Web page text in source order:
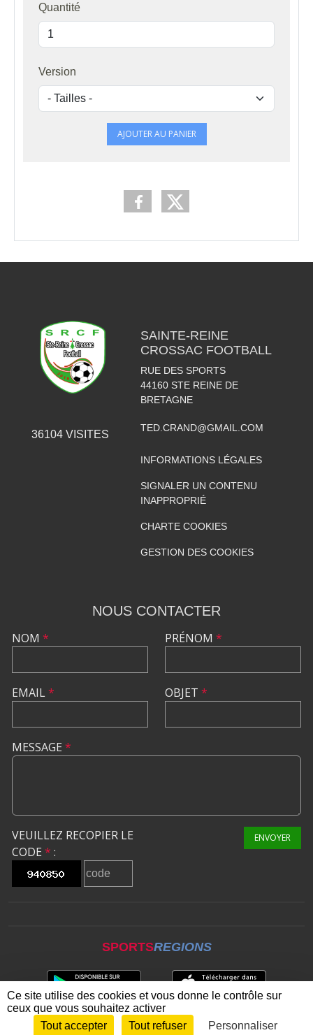
Quantité
Version
AJOUTER AU PANIER
36104VISITES
SAINTE-REINE
CROSSAC FOOTBALL
RUE DES SPORTS
44160 STE REINE DE
BRETAGNE
TED.CRAND@GMAIL.COM
INFORMATIONS LÉGALES
SIGNALER UN CONTENU
INAPPROPRIÉ
CHARTE COOKIES
GESTION DES COOKIES
NOUS CONTACTER
NOM *
EMAIL*
PRÉNOM *
OBJET *
MESSAGE *
VEUILLEZ RECOPIER LE
CODE * :
ENVOYER
SPORTSREGIONS
Envie de participer ? CONNEXION
Ce site utilise des cookies et vous donne le contrôle sur
ceux que vous souhaitez activer
Tout accepter
Tout refuser Personnaliser